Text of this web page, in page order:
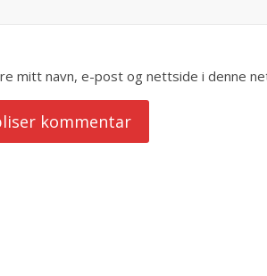
mitt navn, e-post og nettside i denne